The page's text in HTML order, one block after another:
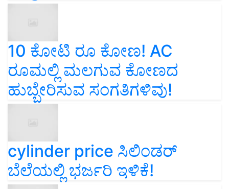
10 ಕೋಟಿ ರೂ ಕೋಣ! AC
ರೂಮಲ್ಲಿ ಮಲಗುವ ಕೋಣದ
ಹುಬ್ಬೇರಿಸುವ ಸಂಗತಿಗಳಿವು!
cylinder price ಸಿಲಿಂಡರ್‌
ಬೆಲೆಯಲ್ಲಿ ಭರ್ಜರಿ ಇಳಿಕೆ!